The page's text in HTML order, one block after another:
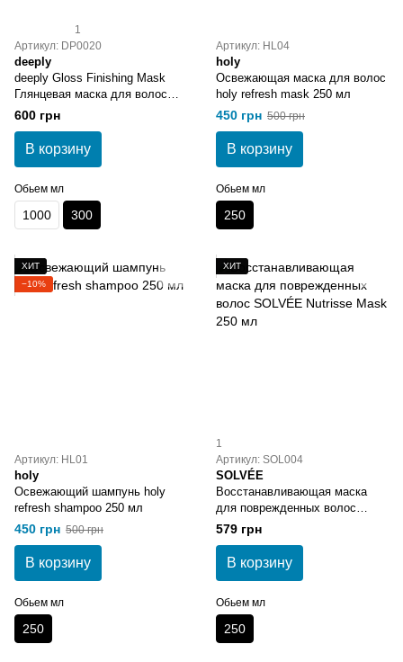
1
Артикул: DP0020
deeply
deeply Gloss Finishing Mask
Глянцевая маска для волос
300 мл
600 грн
В корзину
Обьем мл
1000 300
Артикул: HL04
holy
Освежающая маска для волос
holy refresh mask 250 мл
450 грн 500 грн
В корзину
Обьем мл
250
ХИТ
−10%
Артикул: HL01
holy
Освежающий шампунь holy
refresh shampoo 250 мл
450 грн 500 грн
В корзину
Обьем мл
250
ХИТ
1
Артикул: SOL004
SOLVÉE
Восстанавливающая маска
для поврежденных волос
SOLVÉE Nutrisse Mask 250 мл
579 грн
В корзину
Обьем мл
250